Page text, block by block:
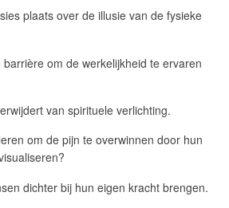
plaats over de illusie van de fysieke
om de werkelijkheid te ervaren
van spirituele verlichting.
om de pijn te overwinnen door hun
dichter bij hun eigen kracht brengen.